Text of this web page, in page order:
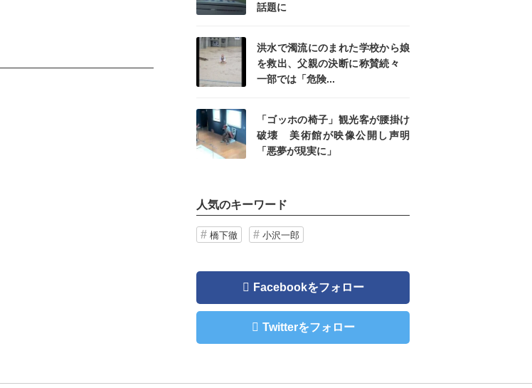
話題に
洪水で濁流にのまれた学校から娘
を救出、父親の決断に称賛続々
一部では「危険...
「ゴッホの椅子」観光客が腰掛け
破壊 美術館が映像公開し声明
「悪夢が現実に」
人気のキーワード
橋下徹 小沢一郎
Facebookをフォロー
Twitterをフォロー